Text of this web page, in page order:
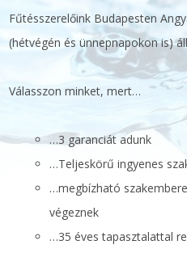
Fűtésszerelőink Budapesten
(hétvégén és ünnepnapokon is)
Válasszon minket, mert…
…3 garanciát adunk
…Teljeskörű ingyenes
…megbízható
végeznek
…35 éves tapasztalattal